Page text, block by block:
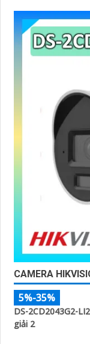
CAMERA
5%-35%
DS-2CD2043G2-
giải 2